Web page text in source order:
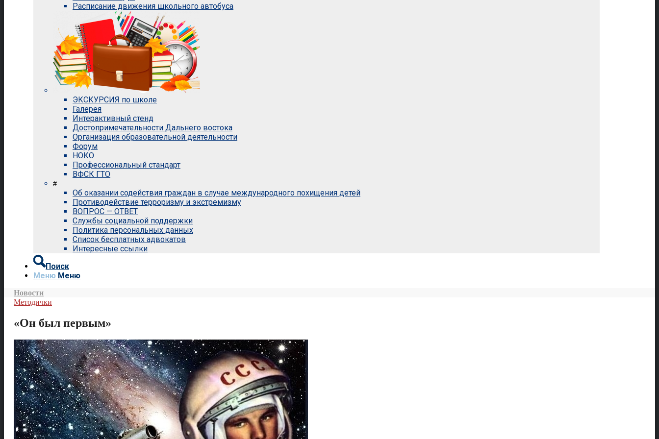
Расписание движения школьного автобуса
ЭКСКУРСИЯ по школе
Галерея
Интерактивный стенд
Достопримечательности Дальнего востока
Организация образовательной деятельности
Форум
НОКО
Профессиональный стандарт
ВФСК ГТО
#
Об оказании содействия граждан в случае международного похищения детей
Противодействие терроризму и экстремизму
ВОПРОС — ОТВЕТ
Службы социальной поддержки
Политика персональных данных
Список бесплатных адвокатов
Интересные ссылки
Поиск
Меню Меню
Новости
Методички
«Он был первым»